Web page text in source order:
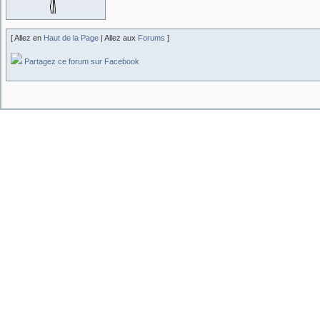
[ Allez en Haut de la Page | Allez aux Forums ]
Partagez ce forum sur Facebook